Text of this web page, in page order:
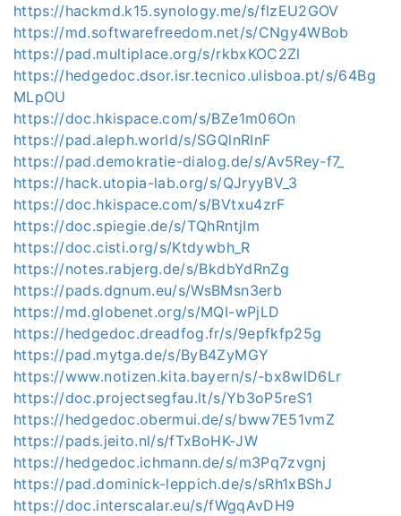
https://hackmd.k15.synology.me/s/flzEU2GOV
https://md.softwarefreedom.net/s/CNgy4WBob
https://pad.multiplace.org/s/rkbxKOC2Zl
https://hedgedoc.dsor.isr.tecnico.ulisboa.pt/s/64Bg
MLpOU
https://doc.hkispace.com/s/BZe1m06On
https://pad.aleph.world/s/SGQlnRInF
https://pad.demokratie-dialog.de/s/Av5Rey-f7_
https://hack.utopia-lab.org/s/QJryyBV_3
https://doc.hkispace.com/s/BVtxu4zrF
https://doc.spiegie.de/s/TQhRntjIm
https://doc.cisti.org/s/Ktdywbh_R
https://notes.rabjerg.de/s/BkdbYdRnZg
https://pads.dgnum.eu/s/WsBMsn3erb
https://md.globenet.org/s/MQI-wPjLD
https://hedgedoc.dreadfog.fr/s/9epfkfp25g
https://pad.mytga.de/s/ByB4ZyMGY
https://www.notizen.kita.bayern/s/-bx8wlD6Lr
https://doc.projectsegfau.lt/s/Yb3oP5reS1
https://hedgedoc.obermui.de/s/bww7E51vmZ
https://pads.jeito.nl/s/fTxBoHK-JW
https://hedgedoc.ichmann.de/s/m3Pq7zvgnj
https://pad.dominick-leppich.de/s/sRh1xBShJ
https://doc.interscalar.eu/s/fWgqAvDH9